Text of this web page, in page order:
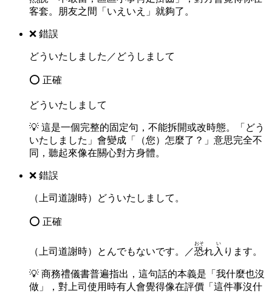
客套。朋友之間「いえいえ」就夠了。
❌ 錯誤
どういたしました／どうしまして
⭕ 正確
どういたしまして
💡 這是一個完整的固定句，不能拆開或改時態。「どう
いたしました」會變成「（您）怎麼了？」意思完全不
同，聽起來像在關心對方身體。
❌ 錯誤
（上司道謝時）どういたしまして。
⭕ 正確
（上司道謝時）とんでもないです。／恐
おそ
れ入
い
ります。
💡 商務禮儀書普遍指出，這句話的本義是「我什麼也沒
做」，對上司使用時有人會覺得像在評價「這件事沒什